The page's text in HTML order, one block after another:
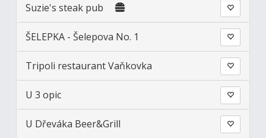
Suzie's steak pub
ŠELEPKA - Šelepova No. 1
Tripoli restaurant Vaňkovka
U 3 opic
U Dřeváka Beer&Grill